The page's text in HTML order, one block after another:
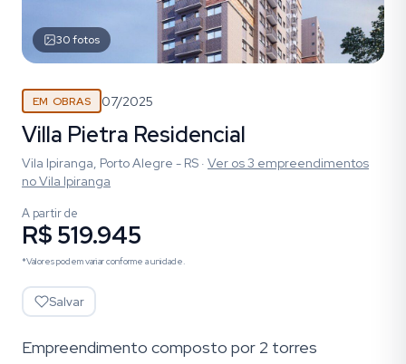
30fotos
EM OBRAS 07/2025
Villa Pietra Residencial
Vila Ipiranga, Porto Alegre - RS · Ver os3 empreendimentos
no Vila Ipiranga
A partir de
R$ 519.945
*Valores podem variar conforme a unidade.
Salvar
Empreendimento composto por 2 torres